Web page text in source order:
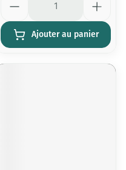
Ajouter au panier